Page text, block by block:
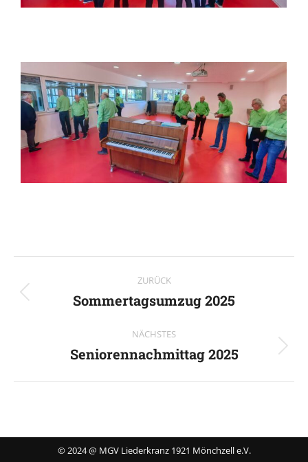
Navigation
ZURÜCK
Vorheriges
Sommertagsumzug 2025
NÄCHSTES
Nächstes
Seniorennachmittag 2025
© 2024 @ MGV Liederkranz 1921 Mönchzell e.V.